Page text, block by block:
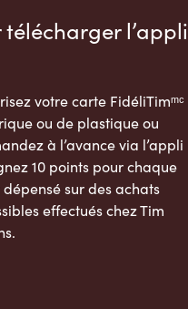
l’appli
votre carte FidéliTimᵐᶜ
ou de plastique ou
à l’avance via l’appli
10 points pour chaque
sur des achats
effectués chez Tim